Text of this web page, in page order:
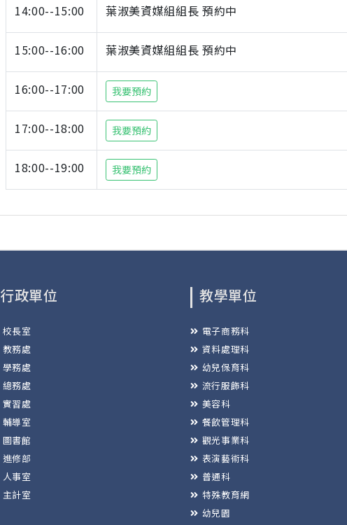
14:00--15:00 葉淑美資媒組組長 預約中
15:00--16:00 葉淑美資媒組組長 預約中
16:00--17:00 我要預約
17:00--18:00 我要預約
18:00--19:00 我要預約
行政單位
校長室
教務處
學務處
總務處
實習處
輔導室
圖書館
進修部
人事室
主計室
教學單位
電子商務科
資料處理科
幼兒保育科
流行服飾科
美容科
餐飲管理科
觀光事業科
表演藝術科
普通科
特殊教育網
幼兒園